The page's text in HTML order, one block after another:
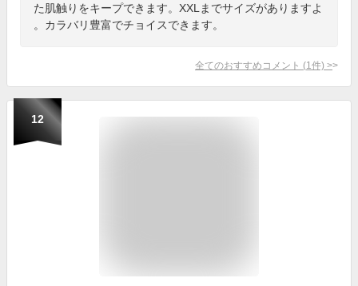
た肌触りをキープできます。XXLまでサイズがありますよ
。カラバリ豊富でチョイスできます。
全てのおすすめコメント (1 件) >
12